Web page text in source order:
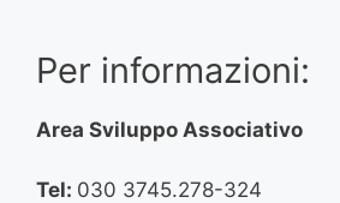
Per informazioni:
Area Sviluppo Associativo
Tel: 030 3745.278-324